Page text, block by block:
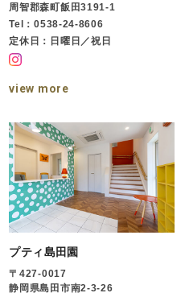
周智郡森町飯田3191-1
Tel：0538-24-8606
定休日：日曜日／祝日
view more
プティ島田園
〒427-0017
静岡県島田市南2-3-26